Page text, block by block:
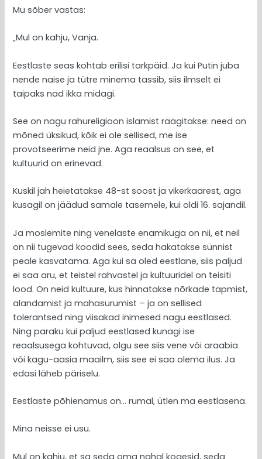
Mu sõber vastas:
„Mul on kahju, Vanja.
Eestlaste seas kohtab erilisi tarkpäid. Ja kui Putin juba
nende naise ja tütre minema tassib, siis ilmselt ei
taipaks nad ikka midagi.
See on nagu rahureligioon islamist räägitakse: need on
mõned üksikud, kõik ei ole sellised, me ise
provotseerime neid jne. Aga reaalsus on see, et
kultuurid on erinevad.
Kuskil jah heietatakse 48-st soost ja vikerkaarest, aga
kusagil on jäädud samale tasemele, kui oldi 16. sajandil.
Ja moslemite ning venelaste enamikuga on nii, et neil
on nii tugevad koodid sees, seda hakatakse sünnist
peale kasvatama. Aga kui sa oled eestlane, siis paljud
ei saa aru, et teistel rahvastel ja kultuuridel on teisiti
lood. On neid kultuure, kus hinnatakse nõrkade tapmist,
alandamist ja mahasurumist – ja on sellised
tolerantsed ning viisakad inimesed nagu eestlased.
Ning paraku kui paljud eestlased kunagi ise
reaalsusega kohtuvad, olgu see siis vene või araabia
või kagu-aasia maailm, siis see ei saa olema ilus. Ja
edasi läheb päriselu.
Eestlaste põhienamus on… rumal, ütlen ma eestlasena.
Mina neisse ei usu.
Mul on kahju, et sa seda oma nahal kogesid, seda